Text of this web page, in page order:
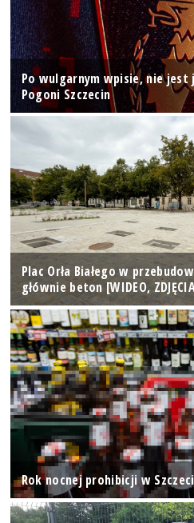
Po wulgarnym wpisie, nie jest
Pogoni Szczecin
Plac Orła Białego w
głównie beton [WIDEO,
Rok nocnej prohibicji w